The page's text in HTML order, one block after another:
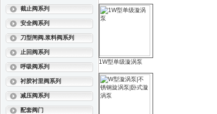
截止阀系列
安全阀系列
刀型闸阀.浆料阀系列
止回阀系列
呼吸阀系列
衬胶衬里阀系列
减压阀系列
配套阀门
1W型单级漩涡泵